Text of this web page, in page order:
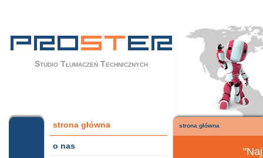
Studio Tłumaczeń Technicznych
strona główna
o nas
strona główna